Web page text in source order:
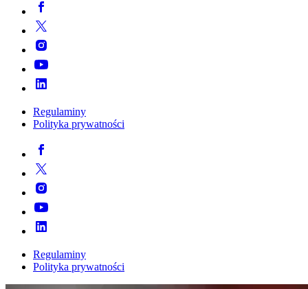
Regulaminy
Polityka prywatności
Regulaminy
Polityka prywatności